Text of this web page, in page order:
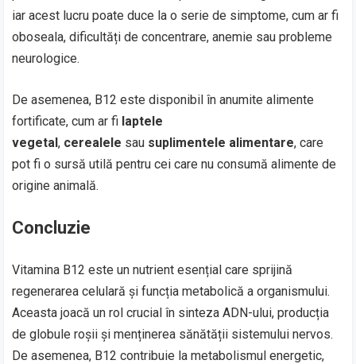
iar acest lucru poate duce la o serie de simptome, cum ar fi
oboseala, dificultăți de concentrare, anemie sau probleme
neurologice.
De asemenea, B12 este disponibil în anumite alimente
fortificate, cum ar fi laptele
vegetal, cerealele sau suplimentele alimentare, care
pot fi o sursă utilă pentru cei care nu consumă alimente de
origine animală.
Concluzie
Vitamina B12 este un nutrient esențial care sprijină
regenerarea celulară și funcția metabolică a organismului.
Aceasta joacă un rol crucial în sinteza ADN-ului, producția
de globule roșii și menținerea sănătății sistemului nervos.
De asemenea, B12 contribuie la metabolismul energetic,